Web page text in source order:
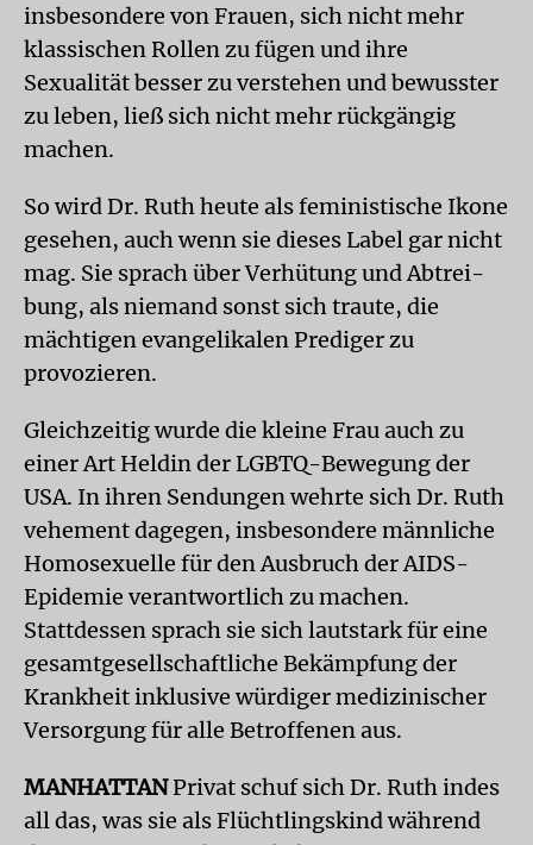
insbesondere von Frauen, sich nicht mehr
klassischen Rollen zu fügen und ihre
Sexualität besser zu verstehen und bewusster
zu leben, ließ sich nicht mehr rückgängig
machen.
So wird Dr. Ruth heute als feministische Ikone
gesehen, auch wenn sie dieses Label gar nicht
mag. Sie sprach über Verhütung und Ab­trei­
bung, als niemand sonst sich traute, die
mächtigen evan­gelika­len Prediger zu
provozieren.
Gleichzeitig wurde die kleine Frau auch zu
einer Art Heldin der LGBTQ-Bewegung der
USA. In ihren Sendungen wehrte sich Dr. Ruth
vehement dagegen, insbesondere männliche
Homosexuelle für den Ausbruch der AIDS-
Epidemie verantwortlich zu machen.
Stattdessen sprach sie sich lautstark für eine
gesamtgesellschaftliche Bekämpfung der
Krankheit inklusive würdiger medizinischer
Versorgung für alle Betroffenen aus.
MANHATTANPrivat schuf sich Dr. Ruth indes
all das, was sie als Flüchtlingskind während